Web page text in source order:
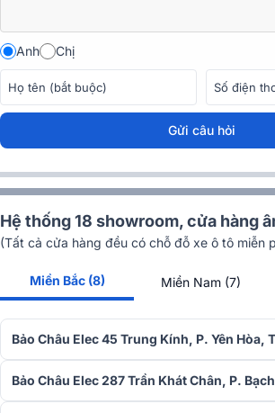
Bên cạnh đó là chế độ Amp cho phép người
Trong bất kỹ hệ thống ấm thanh, mẫu cục
khả năng cài đặt, điều chỉnh dễ dàng với hai
cài đặt nâng cao cho phép mọi người dùng
Anh Chị
Gửi câu hỏi
Hệ thống 18 showroom, cửa hàng
(Tất cả cửa hàng đều có chỗ đỗ xe ô tô miễn
Miền Bắc (8) Miền Nam (7)
Bảo Châu Elec 45 Trung Kính, P. Yên Hòa,
Bảo Châu Elec 287 Trần Khát Chân, P.